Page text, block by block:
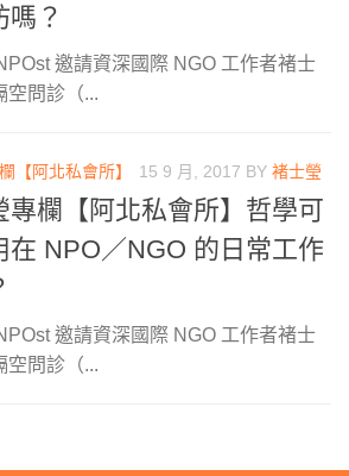
嗎？
邀請資深國際 NGO 工作者褚士
空問診（...
【阿北私會所】 15 9 月, 2017 BY 褚士瑩
專欄【阿北私會所】哲學可
在 NPO／NGO 的日常工作
邀請資深國際 NGO 工作者褚士
空問診（...